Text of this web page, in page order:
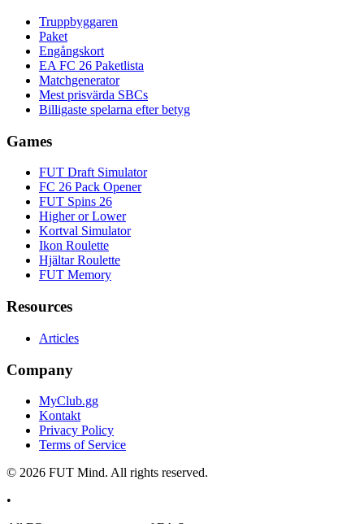
Truppbyggaren
Paket
Engångskort
EA FC 26 Paketlista
Matchgenerator
Mest prisvärda SBCs
Billigaste spelarna efter betyg
Games
FUT Draft Simulator
FC 26 Pack Opener
FUT Spins 26
Higher or Lower
Kortval Simulator
Ikon Roulette
Hjältar Roulette
FUT Memory
Resources
Articles
Company
MyClub.gg
Kontakt
Privacy Policy
Terms of Service
© 2026 FUT Mind. All rights reserved.
•